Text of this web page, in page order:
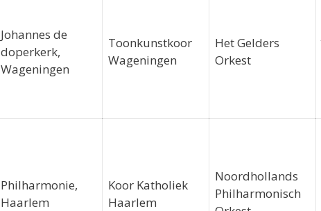
Johannes de
doperkerk,
Wageningen
Toonkunstkoor
Wageningen
Het Gelders
Orkest
Philharmonie,
Haarlem
Koor Katholiek
Haarlem
Noordhollands
Philharmonisch